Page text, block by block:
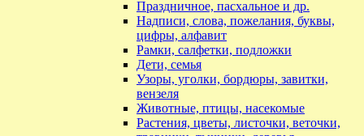
Праздничное, пасхальное и др.
Надписи, слова, пожелания, буквы,
цифры, алфавит
Рамки, салфетки, подложки
Дети, семья
Узоры, уголки, бордюры, завитки,
вензеля
Животные, птицы, насекомые
Растения, цветы, листочки, веточки,